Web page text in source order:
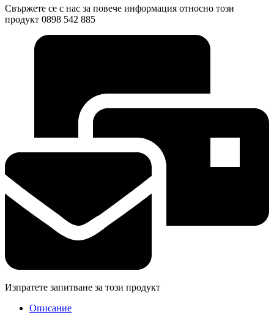
Свържете се с нас за повече информация относно този
продукт 0898 542 885
Изпратете запитване за този продукт
Описание